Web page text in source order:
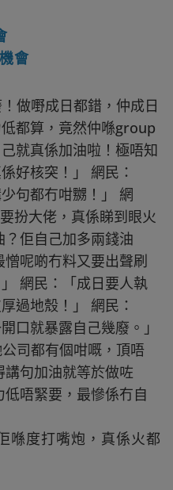
會
做嘢成日都錯，仲成日
都算，竟然仲喺group
就真係加油啦！極唔知
好核突！」 網民：
句都冇咁嬲！」 網
扮大佬，真係睇到眼火
佢自己加多兩錢油
呢啲冇料又要出聲刷
網民：「成日要人執
過地殼！」 網民：
口就暴露自己幾廢。」
司都有個咁嘅，頂唔
句加油就等於做咗
唔緊要，最慘係冇自
喺度打嘴炮，真係火都